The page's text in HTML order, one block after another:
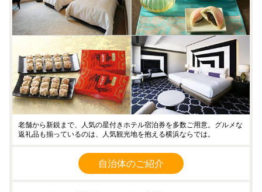
老舗から新鋭まで、人気の星付きホテル宿泊券を多数ご用意。グルメな
返礼品も揃っているのは、人気観光地を抱える横浜ならでは。
自治体のご紹介